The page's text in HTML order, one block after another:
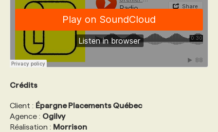
Crédits
Client : Épargne Placements Québec
Agence : Ogilvy
Réalisation : Morrison